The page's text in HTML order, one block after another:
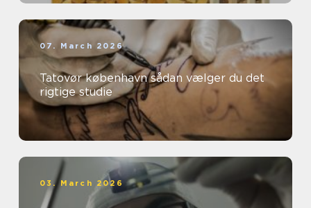
07. March 2026
Tatovør københavn sådan vælger du det
rigtige studie
03. March 2026